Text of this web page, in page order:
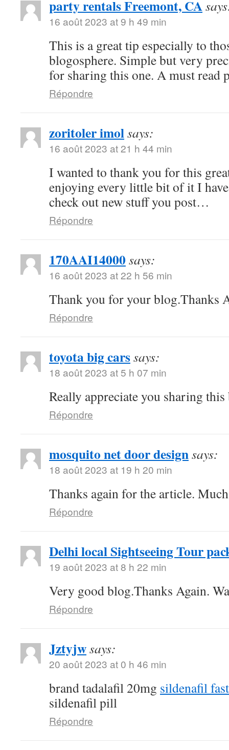
party rentals Freemont, CA
16 août 2023 at 9 h 49 min
This is a great tip especially to
blogosphere. Simple but very
for sharing this one. A must read
Répondre
zoritoler imolsays:
16 août 2023 at 21 h 44 min
I wanted to thank you for this
enjoying every little bit of it I
check out new stuff you post…
Répondre
170AAI14000says:
16 août 2023 at 22 h 56 min
Thank you for your blog.Thanks
Répondre
toyota big carssays:
18 août 2023 at 5 h 07 min
Really appreciate you sharing
Répondre
mosquito net door designsays:
18 août 2023 at 19 h 20 min
Thanks again for the article.
Répondre
Delhi local Sightseeing Tour
19 août 2023 at 8 h 22 min
Very good blog.Thanks Again.
Répondre
Jztyjwsays:
20 août 2023 at 0 h 46 min
brand tadalafil 20mg sildenafil
sildenafil pill
Répondre